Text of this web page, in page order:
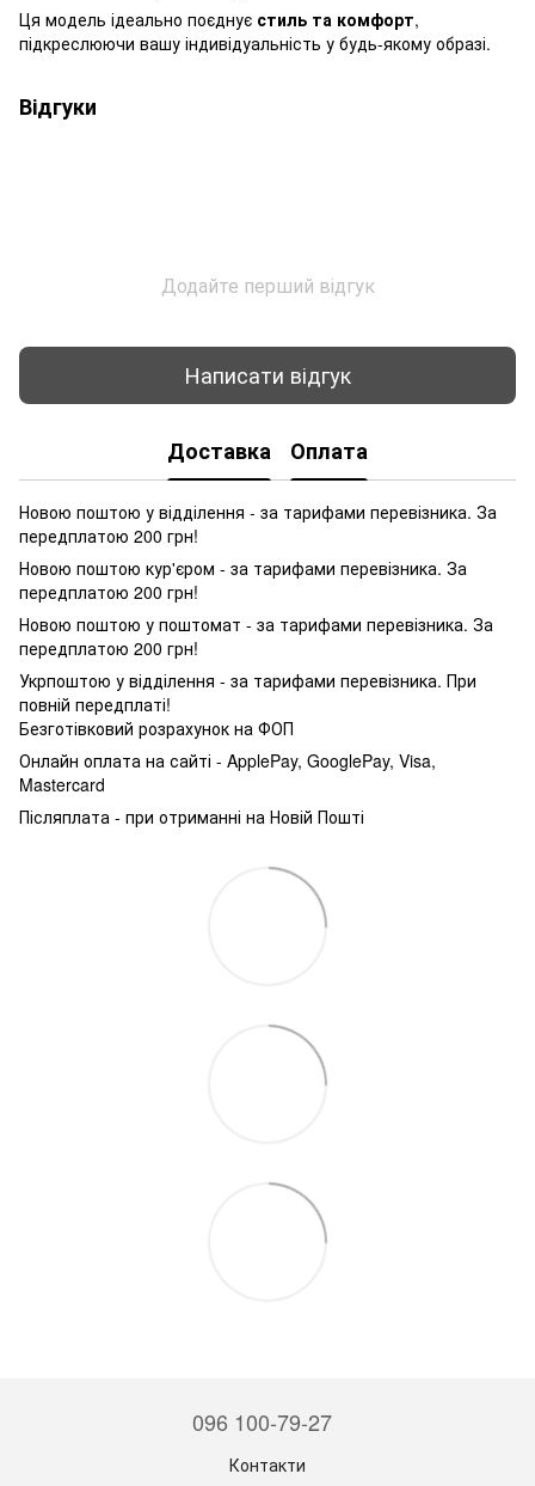
Ця модель ідеально поєднує стиль та комфорт,
підкреслюючи вашу індивідуальність у будь-якому образі.
Відгуки
Додайте перший відгук
Написати відгук
Доставка Оплата
Новою поштою у відділення - за тарифами перевізника. За
передплатою 200 грн!
Новою поштою кур'єром - за тарифами перевізника. За
передплатою 200 грн!
Новою поштою у поштомат - за тарифами перевізника. За
передплатою 200 грн!
Укрпоштою у відділення - за тарифами перевізника. При
повній передплаті!
Безготівковий розрахунок на ФОП
Онлайн оплата на сайті - ApplePay, GooglePay, Visa,
Mastercard
Післяплата - при отриманні на Новій Пошті
096 100-79-27
Контакти